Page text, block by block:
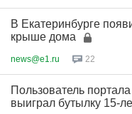
В Екатеринбурге
крыше дома
news@e1.ru 22
Пользователь
выиграл бутылку 15-